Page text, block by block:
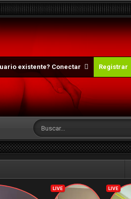
existente? Conectar Registrar